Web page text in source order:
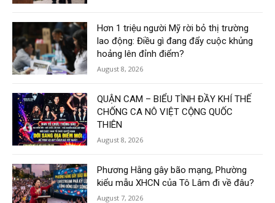
Hơn 1 triệu người Mỹ rời bỏ thị trường
lao động: Điều gì đang đẩy cuộc khủng
hoảng lên đỉnh điểm?
August 8, 2026
QUẬN CAM – BIỂU TÌNH ĐẦY KHÍ THẾ
CHỐNG CA NÔ VIỆT CỘNG QUỐC
THIÊN
August 8, 2026
Phương Hằng gây bão mạng, Phường
kiểu mẫu XHCN của Tô Lâm đi về đâu?
August 7, 2026